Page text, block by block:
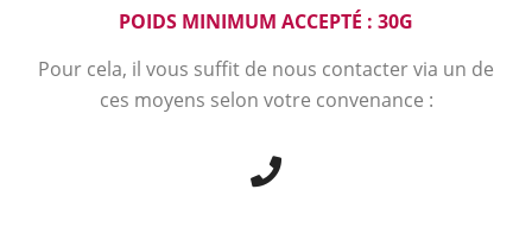
POIDS MINIMUM ACCEPTÉ : 30G
Pour cela, il vous suffit de nous contacter via un de
ces moyens selon votre convenance :